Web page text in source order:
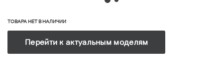
ТОВАРА НЕТ В НАЛИЧИИ
Перейти к актуальным моделям